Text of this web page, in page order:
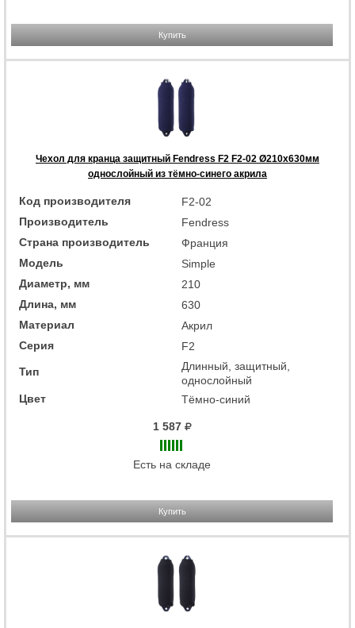
Купить
Чехол для кранца защитный Fendress F2 F2-02 Ø210х630мм
однослойный из тёмно-синего акрила
Код производителя
F2-02
Производитель
Fendress
Страна производитель
Франция
Модель
Simple
Диаметр, мм
210
Длина, мм
630
Материал
Акрил
Серия
F2
Тип
Длинный, защитный,
однослойный
Цвет
Тёмно-синий
1 587
Есть на складе
Купить